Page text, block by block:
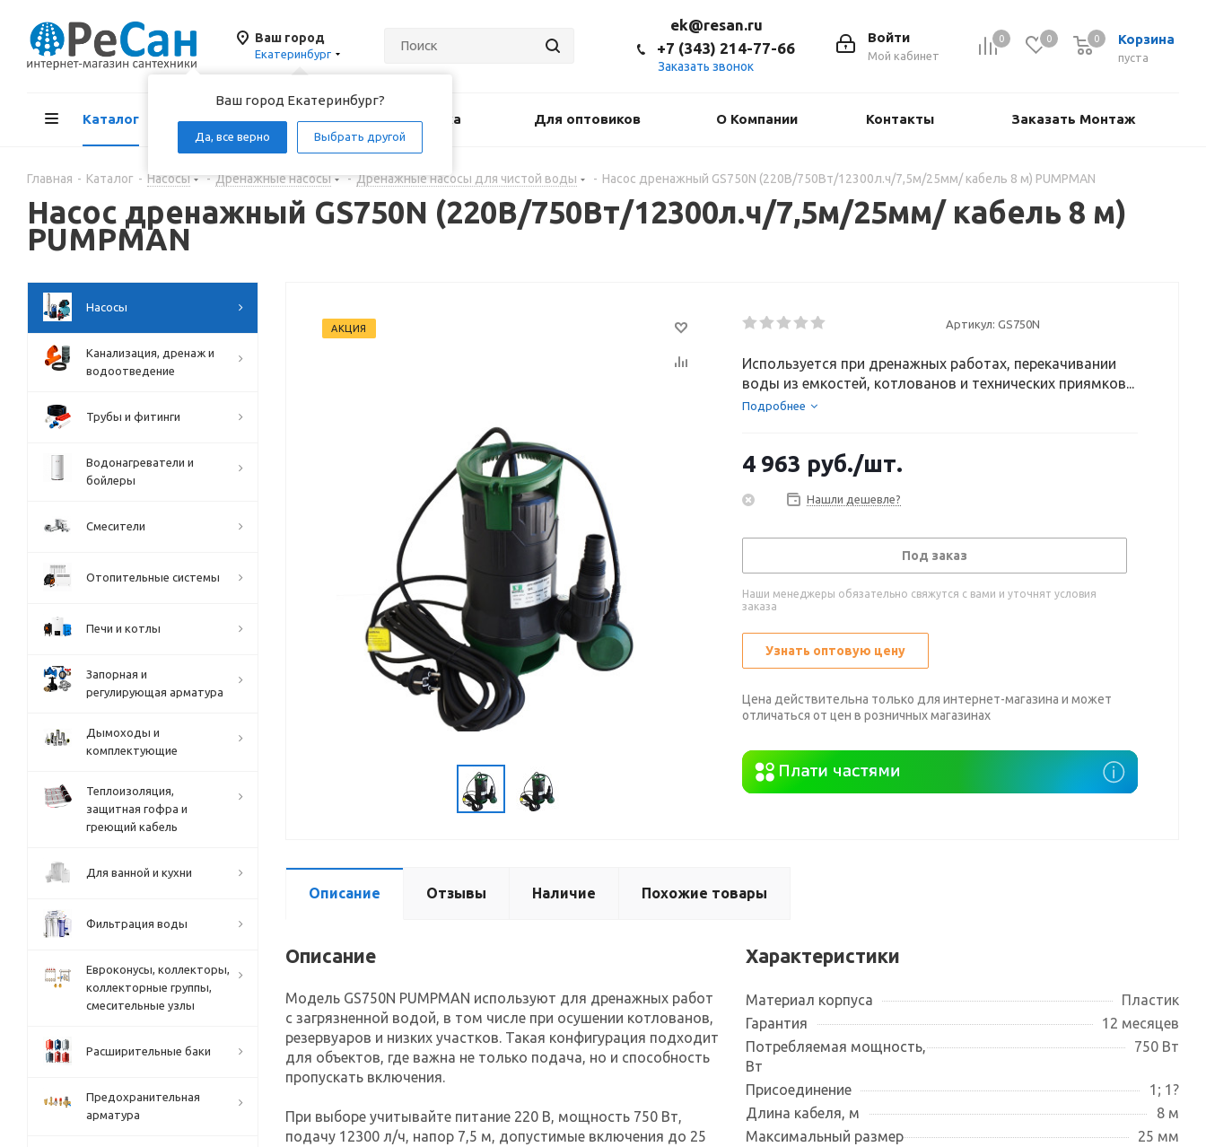
Ваш город
Екатеринбург
Ваш город Екатеринбург?
Да, все верно Выбрать другой
0 0 Корзина
пуста
0
Войти
Мой кабинет
ek@resan.ru
+7 (343) 214-77-66
Заказать звонок
Каталог Акции Доставка Для оптовиков О Компании Контакты Заказать Монтаж
Главная - Каталог - Насосы - Дренажные насосы - Дренажные насосы для чистой воды - Насос дренажный GS750N (220В/750Вт/12300л.ч/7,5м/25мм/ кабель 8 м) PUMPMAN
Насос дренажный GS750N (220В/750Вт/12300л.ч/7,5м/25мм/ кабель 8 м)
PUMPMAN
АКЦИЯ Артикул: GS750N
Используется при дренажных работах, перекачивании
воды из емкостей, котлованов и технических приямков...
Подробнее
4 963 руб./шт.
Нашли дешевле?
Под заказ
Наши менеджеры обязательно свяжутся с вами и уточнят условия
заказа
Узнать оптовую цену
Цена действительна только для интернет-магазина и может
отличаться от цен в розничных магазинах
Описание Отзывы Наличие Похожие товары
Описание
Модель GS750N PUMPMAN используют для дренажных работ
с загрязненной водой, в том числе при осушении котлованов,
резервуаров и низких участков. Такая конфигурация подходит
для объектов, где важна не только подача, но и способность
пропускать включения.
При выборе учитывайте питание 220 В, мощность 750 Вт,
подачу 12300 л/ч, напор 7,5 м, допустимые включения до 25
Характеристики
Материал корпуса
Пластик
Гарантия
12 месяцев
Потребляемая мощность,
Вт
750 Вт
Присоединение
1; 1?
Длина кабеля, м
8 м
Максимальный размер
25 мм
Насосы
Канализация, дренаж и
водоотведение
Трубы и фитинги
Водонагреватели и
бойлеры
Смесители
Отопительные системы
Печи и котлы
Запорная и
регулирующая арматура
Дымоходы и
комплектующие
Теплоизоляция,
защитная гофра и
греющий кабель
Для ванной и кухни
Фильтрация воды
Евроконусы, коллекторы,
коллекторные группы,
смесительные узлы
Расширительные баки
Предохранительная
арматура